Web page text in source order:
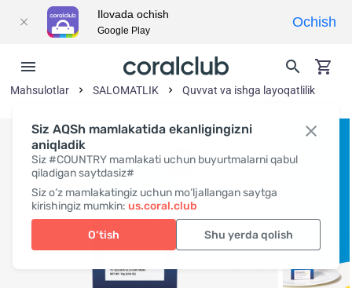
Siz AQSh mamlakatida ekanligingizni
aniqladik
Siz #COUNTRY mamlakati uchun buyurtmalarni qabul
qiladigan saytdasiz#
Siz o‘z mamlakatingiz uchun mo‘ljallangan saytga
kirishingiz mumkin: us.coral.club
O‘tish Shu yerda qolish
Mahsulotlar SALOMATLIK Quvvat va ishga layoqatlilik
Ilovada ochish
Google Play
Ochish